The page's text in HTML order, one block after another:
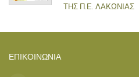
ΤΗΣ Π.Ε. ΛΑΚΩΝΙΑΣ
ΕΠΙΚΟΙΝΩΝΊΑ